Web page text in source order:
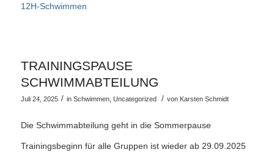
12H-Schwimmen
TRAININGSPAUSE
SCHWIMMABTEILUNG
Juli 24, 2025 / in Schwimmen, Uncategorized / von Karsten Schmidt
Die Schwimmabteilung geht in die Sommerpause
Trainingsbeginn für alle Gruppen ist wieder ab 29.09.2025